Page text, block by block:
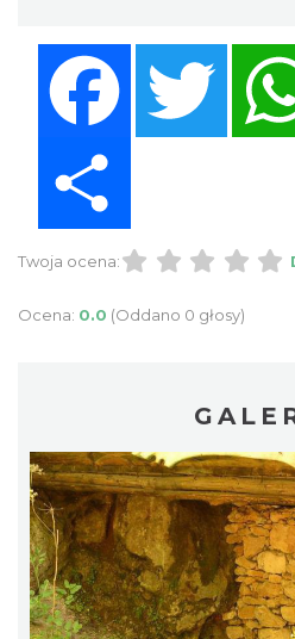
Twitter
Twoja ocena:
Ocena: 0.0 (Oddano 0 głosy)